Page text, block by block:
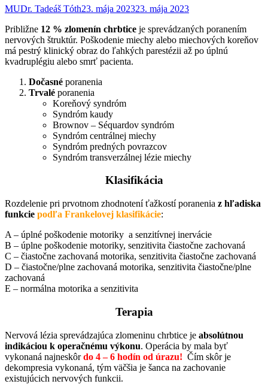
MUDr. Tadeáš Tóth23. mája 202323. mája 2023
Približne 12 % zlomenín chrbtice je sprevádzaných poranením
nervových štruktúr. Poškodenie miechy alebo miechových koreňov
má pestrý klinický obraz do ľahkých parestézii až po úplnú
kvadruplégiu alebo smrť pacienta.
Dočasné poranenia
Trvalé poranenia
Koreňový syndróm
Syndróm kaudy
Brownov – Séquardov syndróm
Syndróm centrálnej miechy
Syndróm predných povrazcov
Syndróm transverzálnej lézie miechy
Klasifikácia
Rozdelenie pri prvotnom zhodnotení ťažkostí poranenia z hľadiska
funkcie podľa Frankelovej klasifikácie:
A – úplné poškodenie motoriky a senzitívnej inervácie
B – úplne poškodenie motoriky, senzitivita čiastočne zachovaná
C – čiastočne zachovaná motorika, senzitivita čiastočne zachovaná
D – čiastočne/plne zachovaná motorika, senzitivita čiastočne/plne
zachovaná
E – normálna motorika a senzitivita
Terapia
Nervová lézia sprevádzajúca zlomeninu chrbtice je absolútnou
indikáciou k operačnému výkonu. Operácia by mala byť
vykonaná najneskôrdo 4 – 6 hodín od úrazu! Čím skôr je
dekompresia vykonaná, tým väčšia je šanca na zachovanie
existujúcich nervových funkcii.